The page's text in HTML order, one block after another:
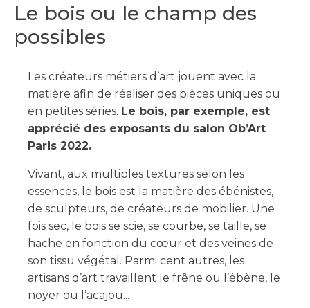
Le bois ou le champ des
possibles
Les créateurs métiers d’art jouent avec la
matière afin de réaliser des pièces uniques ou
en petites séries. Le bois, par exemple, est
apprécié des exposants du salon Ob’Art
Paris 2022.
Vivant, aux multiples textures selon les
essences, le bois est la matière des ébénistes,
de sculpteurs, de créateurs de mobilier. Une
fois sec, le bois se scie, se courbe, se taille, se
hache en fonction du cœur et des veines de
son tissu végétal. Parmi cent autres, les
artisans d’art travaillent le frêne ou l’ébène, le
noyer ou l’acajou...